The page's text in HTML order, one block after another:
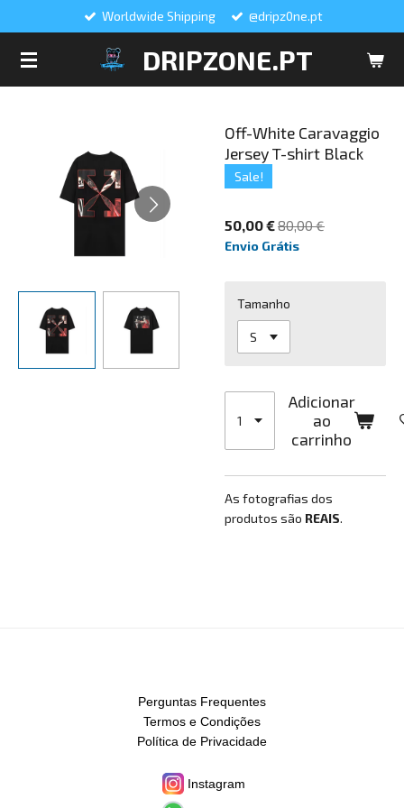
DRIPZONE.PT
Worldwide Shipping @dripz0ne.pt
Off-White Caravaggio
Jersey T-shirt Black
Sale!
50,00 €80,00 €
Envio Grátis
Tamanho
Adicionar
ao
carrinho
As fotografias dos
produtos são REAIS.
Perguntas Frequentes
Termos e Condições
Política de Privacidade
Instagram